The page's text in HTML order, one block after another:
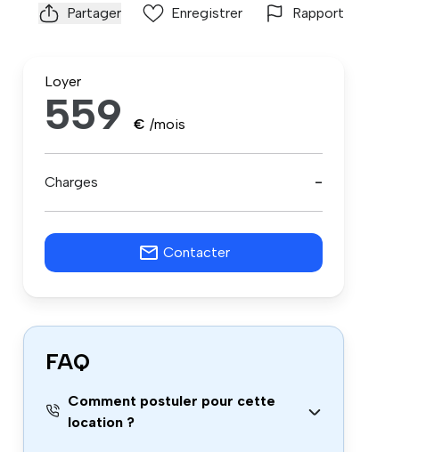
Partager Enregistrer Rapport
Loyer
559 € /mois
Charges -
Contacter
FAQ
Comment postuler pour cette
location ?